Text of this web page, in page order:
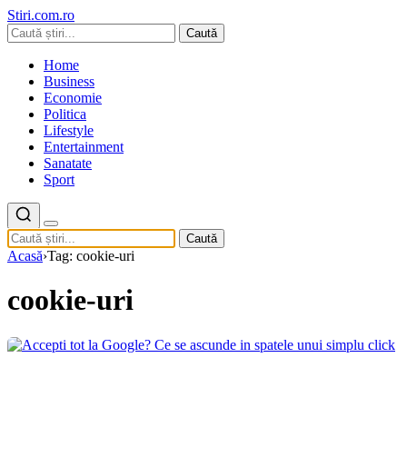
Stiri.com.ro
Caută
Home
Business
Economie
Politica
Lifestyle
Entertainment
Sanatate
Sport
Caută
Acasă›Tag: cookie-uri
cookie-uri